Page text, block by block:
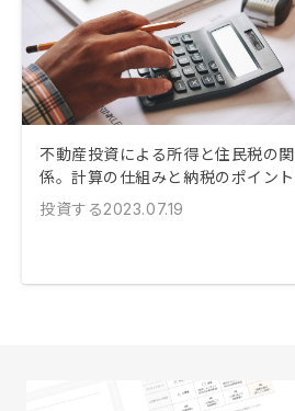
不動産投資による所得と住民税の関
係。計算の仕組みと納税のポイント
投資する2023.07.19